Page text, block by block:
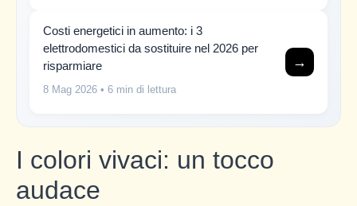
Costi energetici in aumento: i 3
elettrodomestici da sostituire nel 2026 per
risparmiare
8 Mag 2026 • 6 min di lettura
→
I colori vivaci: un tocco
audace